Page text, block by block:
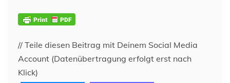
// Teile diesen Beitrag mit Deinem Social Media
Account (Datenübertragung erfolgt erst nach
Klick)